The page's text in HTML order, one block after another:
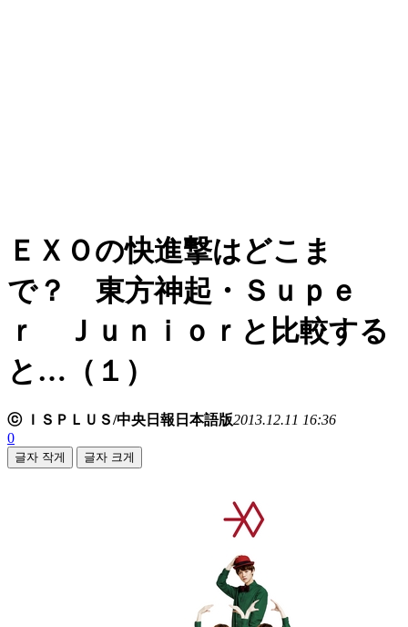
ＥＸＯの快進撃はどこま
で？ 東方神起・Ｓｕｐｅ
ｒ Ｊｕｎｉｏｒと比較する
と…（１）
ⓒ ＩＳＰＬＵＳ/中央日報日本語版2013.12.11 16:36
0
글자 작게 글자 크게